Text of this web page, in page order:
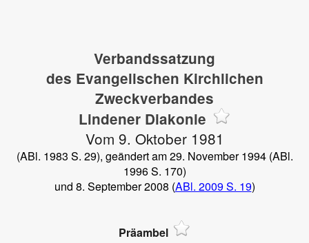
Verbandssatzung
des Evangelischen Kirchlichen
Zweckverbandes
Lindener Diakonie
Vom 9. Oktober 1981
(ABl. 1983 S. 29), geändert am 29. November 1994 (ABl.
1996 S. 170)
und 8. September 2008 (ABl. 2009 S. 19)
Präambel